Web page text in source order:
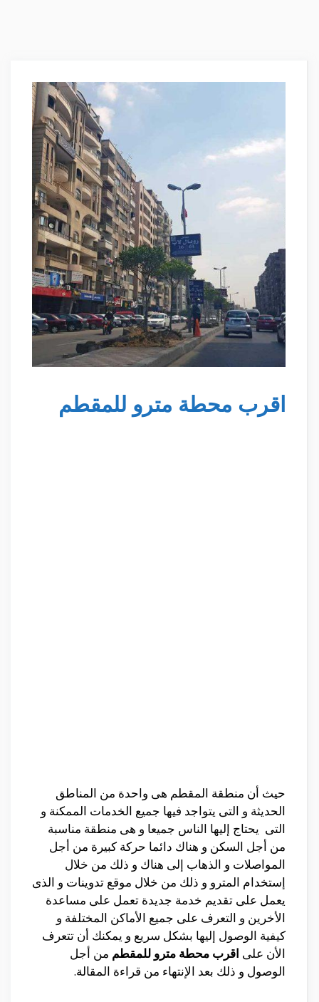
اقرب محطة مترو للمقطم
حيث أن منطقة المقطم هى واحدة من المناطق
الحديثة و التى يتواجد فيها جميع الخدمات الممكنة و
التى يحتاج إليها الناس جميعا و هى منطقة مناسبة
من أجل السكن و هناك دائما حركة كبيرة من أجل
المواصلات و الذهاب إلى هناك و ذلك من خلال
إستخدام المترو و ذلك من خلال موقع تدوينات و الذى
يعمل على تقديم خدمة جديدة تعمل على مساعدة
الأخرين و التعرف على جميع الأماكن المختلفة و
كيفية الوصول إليها بشكل سريع و يمكنك أن تتعرف
الأن على اقرب محطة مترو للمقطم من أجل
الوصول و ذلك بعد الإنتهاء من قراءة المقالة.